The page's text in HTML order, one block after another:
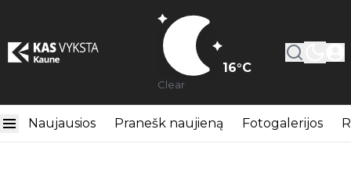
16°C
Clear
Naujausios Pranešk naujieną Fotogalerijos